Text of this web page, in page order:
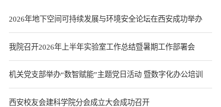
2026年地下空间可持续发展与环境安全论坛在西安成功举办
我院召开2026年上半年实验室工作总结暨暑期工作部署会
机关党支部举办“数智赋能”主题党日活动 暨数字化办公培训
西安校友会建科学院分会成立大会成功召开